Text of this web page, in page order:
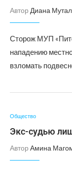
Автор Диана
Сторож МУП
нападению
взломать
Общество
Экс-судью
Автор Амина